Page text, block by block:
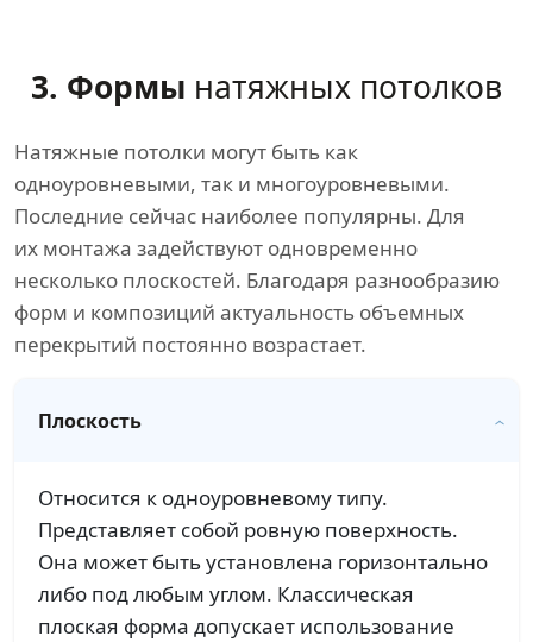
3. Формы натяжных потолков
Натяжные потолки могут быть как
одноуровневыми, так и многоуровневыми.
Последние сейчас наиболее популярны. Для
их монтажа задействуют одновременно
несколько плоскостей. Благодаря разнообразию
форм и композиций актуальность объемных
перекрытий постоянно возрастает.
Плоскость
Относится к одноуровневому типу.
Представляет собой ровную поверхность.
Она может быть установлена горизонтально
либо под любым углом. Классическая
плоская форма допускает использование